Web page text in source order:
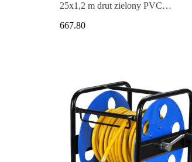
25x1,2 m drut zielony PVC
667.80